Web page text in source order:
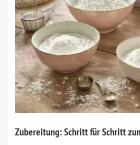
Zubereitung: Schritt für Schritt